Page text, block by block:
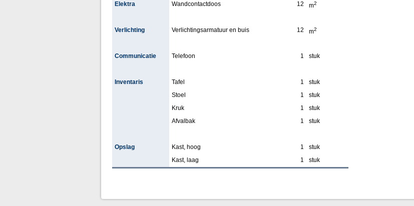
Elektra Wandcontactdoos 12 m2
Verlichting Verlichtingsarmatuur en buis 12 m2
Communicatie Telefoon 1 stuk
Inventaris Tafel 1
stuk
Stoel
1
stuk
Kruk
1
stuk
Afvalbak
1 stuk
Opslag Kast, hoog 1
stuk
Kast, laag
1 stuk